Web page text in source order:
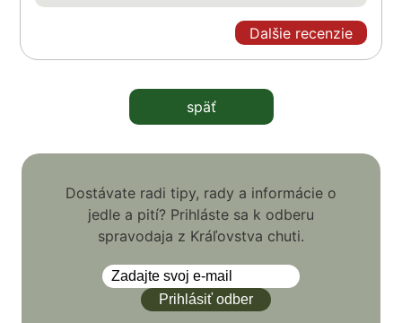
Dalšie recenzie
späť
Dostávate radi tipy, rady a informácie o
jedle a pití? Prihláste sa k odberu
spravodaja z Kráľovstva chuti.